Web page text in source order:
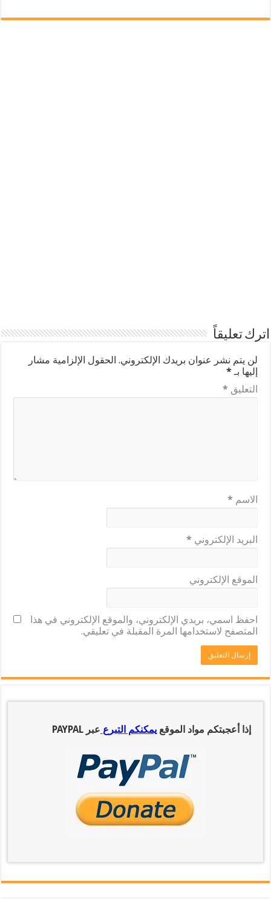
اترك تعليقاً
لن يتم نشر عنوان بريدك الإلكتروني. الحقول الإلزامية مشار
إليها بـ *
التعليق *
الاسم *
البريد الإلكتروني *
الموقع الإلكتروني
احفظ اسمي، بريدي الإلكتروني، والموقع الإلكتروني في هذا
المتصفح لاستخدامها المرة المقبلة في تعليقي.
إذا أعجبتكم مواد الموقع يمكنكم التبرع عبر PAYPAL